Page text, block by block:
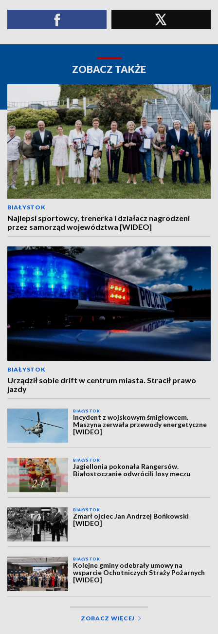
ZOBACZ TAKŻE
BIAŁYSTOK
Najlepsi sportowcy, trenerka i działacz nagrodzeni
przez samorząd województwa [WIDEO]
BIAŁYSTOK
Urządził sobie drift w centrum miasta. Stracił prawo
jazdy
BIAŁYSTOK
Incydent z wojskowym śmigłowcem.
Maszyna zerwała przewody energetyczne
[WIDEO]
BIAŁYSTOK
Jagiellonia pokonała Rangersów.
Białostoczanie odwrócili losy meczu
BIAŁYSTOK
Zmarł ojciec Jan Andrzej Bońkowski
[WIDEO]
BIAŁYSTOK
Kolejne gminy odebrały umowy na
wsparcie Ochotniczych Straży Pożarnych
[WIDEO]
ZOBACZ WIĘCEJ